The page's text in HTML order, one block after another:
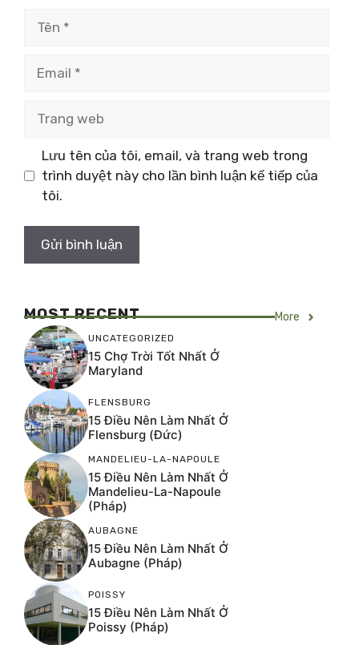
web
Lưu tên của tôi, email, và trang web trong
trình duyệt này cho lần bình luận kế tiếp của
tôi.
MOST RECENT More
UNCATEGORIZED
15 Chợ Trời Tốt Nhất Ở
Maryland
FLENSBURG
15 Điều Nên Làm Nhất Ở
Flensburg (Đức)
MANDELIEU-LA-NAPOULE
15 Điều Nên Làm Nhất Ở
Mandelieu-La-Napoule
(Pháp)
AUBAGNE
15 Điều Nên Làm Nhất Ở
Aubagne (Pháp)
POISSY
15 Điều Nên Làm Nhất Ở
Poissy (Pháp)